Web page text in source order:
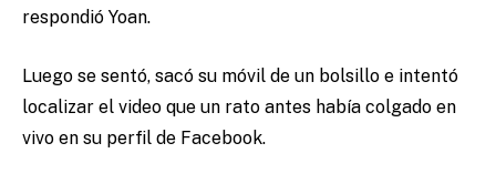
respondió Yoan.
Luego se sentó, sacó su móvil de un bolsillo e intentó
localizar el video que un rato antes había colgado en
vivo en su perfil de Facebook.